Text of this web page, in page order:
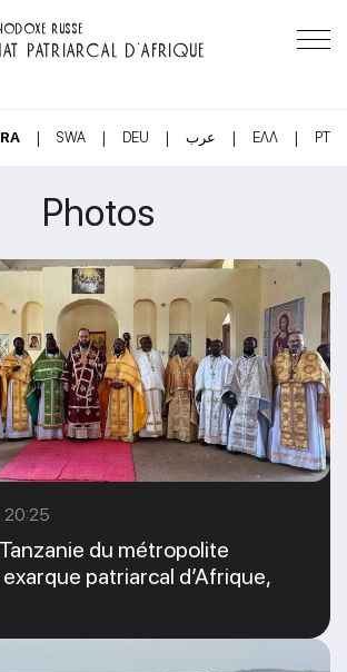
RUSSE
PATRIARCAL D’AFRIQUE
| SWA | DEU | عرب | ΕΛΛ | PT
Photos
du métropolite
patriarcal d’Afrique,